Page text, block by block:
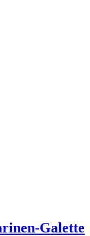
Galette